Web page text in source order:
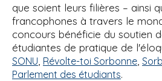
que soient leurs filières – ainsi
francophones à travers le
concours bénéficie du soutien
étudiantes de pratique de
SONU Révolte-toi Sorbonne
Parlement des étudiants.